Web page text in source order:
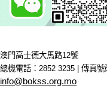
澳門高士德大馬路12號
總機電話：2852 3235 | 傳真號
info@bokss.org.mo